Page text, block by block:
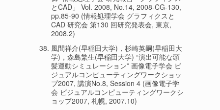
とCAD」 Vol. 2008, No.14, 2008-CG-130,
pp.85-90 (情報処理学会 グラフィクスと
CAD 研究会 第130 回研究発表会, 東京,
2008.2)
風間祥介(早稲田大学)，杉崎英嗣(早稲田大
学)，森島繁生(早稲田大学) “演出可能な頭
髪運動シミュレーション” 画像電子学会 ビ
ジュアルコンピューティングワークショッ
プ2007, 講演No.8, Session 4 (画像電子学
会 ビジュアルコンピューティングワークシ
ョップ2007, 札幌, 2007.10)